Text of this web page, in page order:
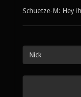
Schuetze-M: Hey